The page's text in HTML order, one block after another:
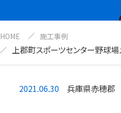
HOME 施工事例
上郡町スポーツセンター野球
2021.06.30 兵庫県赤穂郡